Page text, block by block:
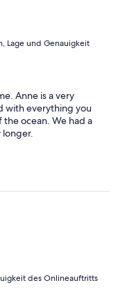
Lage und Genauigkeit
Anne is a very
with everything you
ocean. We had a
longer.
des Onlineauftritts